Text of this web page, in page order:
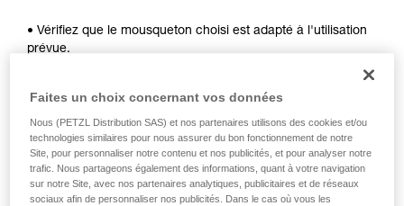
Maîtriser ces techniques nécessite une
de la reproduire en autonomie.
Nous donnons des exemples de techniques
liées à votre activité. Il peut en exister d’autres
que nous ne décrivons pas ici.
• Vérifiez que le mousqueton choisi est adapté à l'utilisation
prévue.
de connexion de l'appareil.
• Évaluez la possibilité que le mousqueton se mette en
mauvaise position et la stabilité de cette mauvaise position.
• Vérifiez les risques d'interférence entre les éléments du
système et la bague du mousqueton.
Faites un choix concernant vos données
Nous (PETZL Distribution SAS) et nos partenaires utilisons des cookies et/ou
technologies similaires pour nous assurer du bon fonctionnement de notre
Site, pour personnaliser notre contenu et nos publicités, et pour analyser notre
trafic. Nous partageons également des informations, quant à votre navigation
sur notre Site, avec nos partenaires analytiques, publicitaires et de réseaux
sociaux afin de personnaliser nos publicités. Dans le cas où vous les